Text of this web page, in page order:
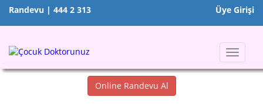
Randevu | 444 2 313 Üye Girişi
Toggle
Online Randevu Al